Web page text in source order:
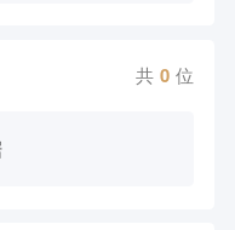
共 0 位